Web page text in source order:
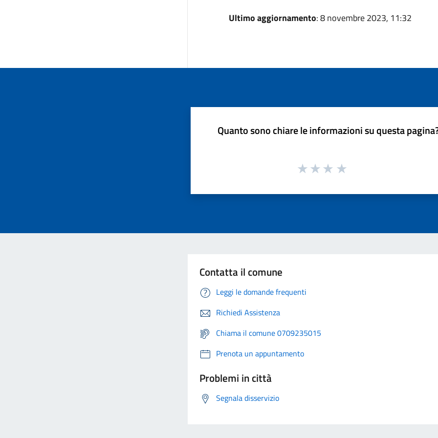
Ultimo aggiornamento: 8 novembre 2023, 11:32
Quanto sono chiare le informazioni su questa
Contatta il comune
Leggi le domande frequenti
Richiedi Assistenza
Chiama il comune 0709235015
Prenota un appuntamento
Problemi in città
Segnala disservizio